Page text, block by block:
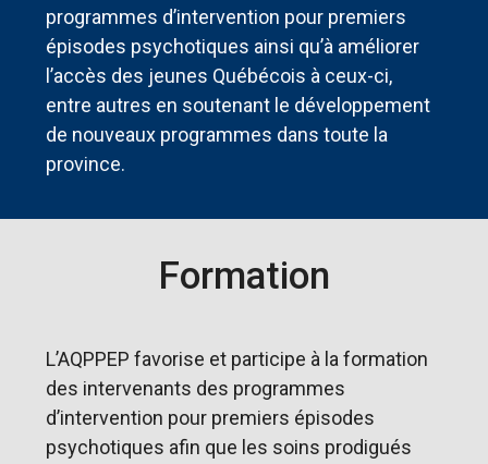
programmes d’intervention pour premiers
épisodes psychotiques ainsi qu’à améliorer
l’accès des jeunes Québécois à ceux-ci,
entre autres en soutenant le développement
de nouveaux programmes dans toute la
province.
Formation
L’AQPPEP favorise et participe à la formation
des intervenants des programmes
d’intervention pour premiers épisodes
psychotiques afin que les soins prodigués